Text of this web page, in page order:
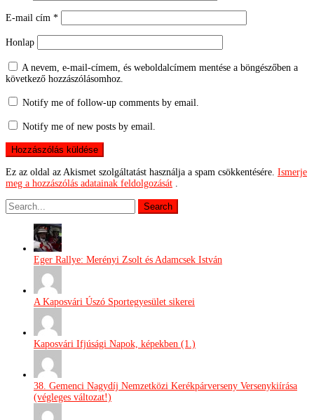
E-mail cím *
Honlap
A nevem, e-mail-címem, és weboldalcímem mentése a böngészőben a
következő hozzászólásomhoz.
Notify me of follow-up comments by email.
Notify me of new posts by email.
Ez az oldal az Akismet szolgáltatást használja a spam csökkentésére. Ismerje
meg a hozzászólás adatainak feldolgozását .
Eger Rallye: Merényi Zsolt és Adamcsek István
A Kaposvári Úszó Sportegyesület sikerei
Kaposvári Ifjúsági Napok, képekben (1.)
38. Gemenci Nagydíj Nemzetközi Kerékpárverseny Versenykiírása
(végleges változat!)